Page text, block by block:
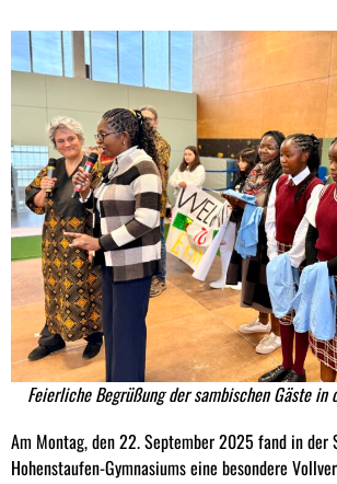
Feierliche Begrüßung der sambischen Gäste in
Am Montag, den 22. September 2025 fand in der
Hohenstaufen-Gymnasiums eine besondere